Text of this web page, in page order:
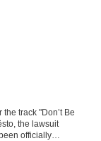
track "Don’t Be
the lawsuit
officially